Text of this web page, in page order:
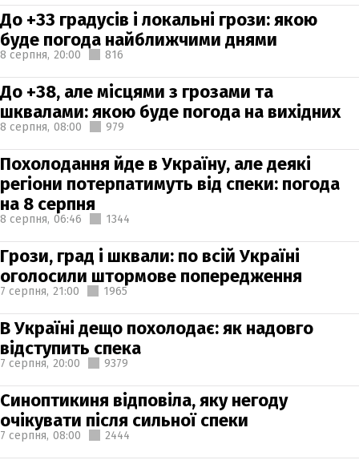
До +33 градусів і локальні грози: якою
буде погода найближчими днями
8 серпня, 20:00 816
До +38, але місцями з грозами та
шквалами: якою буде погода на вихідних
8 серпня, 08:00 979
Похолодання йде в Україну, але деякі
регіони потерпатимуть від спеки: погода
на 8 серпня
8 серпня, 06:46 1344
Грози, град і шквали: по всій Україні
оголосили штормове попередження
7 серпня, 21:00 1965
В Україні дещо похолодає: як надовго
відступить спека
7 серпня, 20:00 9379
Синоптикиня відповіла, яку негоду
очікувати після сильної спеки
7 серпня, 08:00 2444